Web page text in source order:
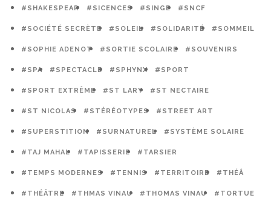
#SHAKESPEAR #SICENCES #SINGE #SNCF
#SOCIÉTÉ SECRÈTE #SOLEIL #SOLIDARITÉ #SOMMEIL
#SOPHIE ADENOT #SORTIE SCOLAIRE #SOUVENIRS
#SPA #SPECTACLE #SPHYNX #SPORT
#SPORT EXTRÊME #ST LARY #ST NECTAIRE
#ST NICOLAS #STÉRÉOTYPES #STREET ART
#SUPERSTITION #SURNATUREL #SYSTÈME SOLAIRE
#TAJ MAHAL #TAPISSERIE #TARSIER
#TEMPS MODERNES #TENNIS #TERRITOIRE #THÉÂ
#THÉÂTRE #THMAS VINAU #THOMAS VINAU #TORTUE